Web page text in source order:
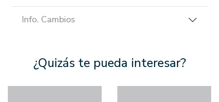
Info. Cambios
¿Quizás te pueda interesar?